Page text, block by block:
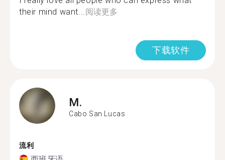
their mind want...阅读更多
下载软件
M.
Cabo San Lucas
流利